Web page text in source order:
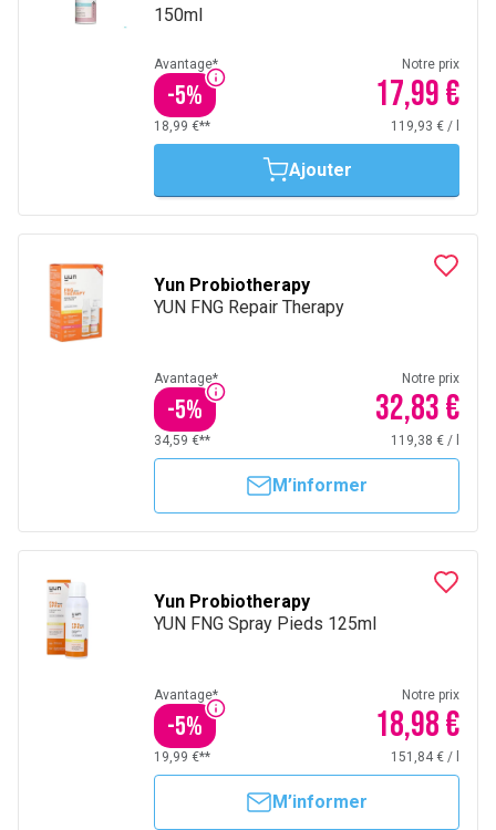
150ml
Avantage*
-5%
Notre prix
17,99 €
18,99 €** 119,93 € /
Ajouter
Yun Probiotherapy
YUN FNG Repair Therapy
Avantage*
-5%
Notre prix
32,83 €
34,59 €** 119,38 € /
M’informer
Yun Probiotherapy
YUN FNG Spray Pieds 125ml
Avantage*
-5%
Notre prix
18,98 €
19,99 €** 151,84 € /
M’informer